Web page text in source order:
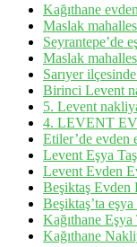
Kağıthane
Maslak
Seyrantepe’de
Maslak
Sarıyer
Birinci Levent
5. Levent
4. LEVENT
Etiler’de evden
Levent Eşya
Levent Evden
Beşiktaş
Beşiktaş’ta eşya
Kağıthane Eşya
Kağıthane